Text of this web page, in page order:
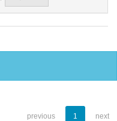
previous 1 next